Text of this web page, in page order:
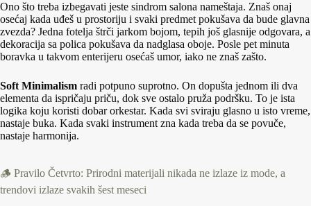
Ono što treba izbegavati jeste sindrom salona nameštaja. Znaš onaj
osećaj kada uđeš u prostoriju i svaki predmet pokušava da bude glavna
zvezda? Jedna fotelja štrči jarkom bojom, tepih još glasnije odgovara, a
dekoracija sa polica pokušava da nadglasa oboje. Posle pet minuta
boravka u takvom enterijeru osećaš umor, iako ne znaš zašto.
Soft Minimalism radi potpuno suprotno. On dopušta jednom ili dva
elementa da ispričaju priču, dok sve ostalo pruža podršku. To je ista
logika koju koristi dobar orkestar. Kada svi sviraju glasno u isto vreme,
nastaje buka. Kada svaki instrument zna kada treba da se povuče,
nastaje harmonija.
🪵 Pravilo Četvrto: Prirodni materijali nikada ne izlaze iz mode, a
trendovi izlaze svakih šest meseci